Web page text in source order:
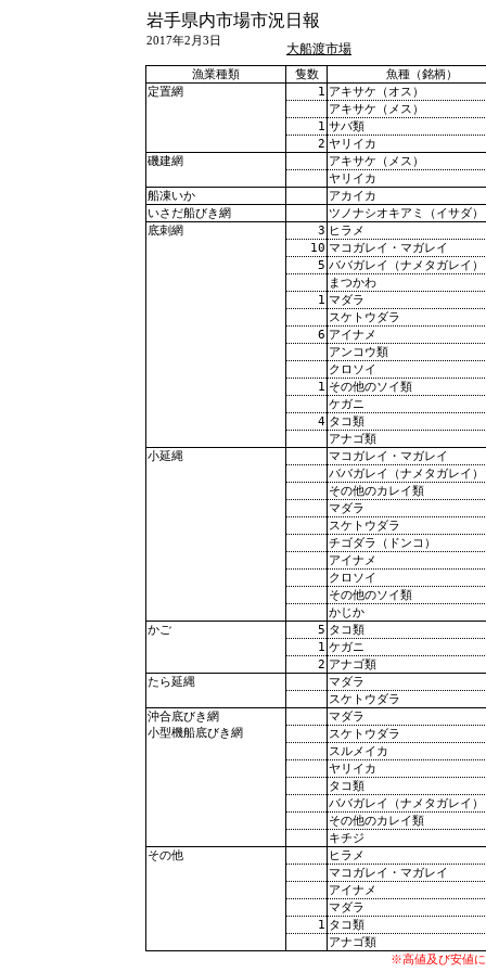
岩手県内市場市況日報
2017年2月3日
大船渡市場
漁業種類 隻数
魚種（銘柄）
定置網
1 アキサケ（オス）
アキサケ（メス）
1 サバ類
2 ヤリイカ
磯建網
アキサケ（メス）
ヤリイカ
船凍いか アカイカ
いさだ船びき網 ツノナシオキアミ（イサダ）
底刺網 3 ヒラメ
10 マコガレイ・マガレイ
5 ババガレイ（ナメタガレイ）
まつかわ
1 マダラ
スケトウダラ
6 アイナメ
アンコウ類
クロソイ
1 その他のソイ類
ケガニ
4 タコ類
アナゴ類
小延縄
マコガレイ・マガレイ
ババガレイ（ナメタガレイ）
その他のカレイ類
マダラ
スケトウダラ
チゴダラ（ドンコ）
アイナメ
クロソイ
その他のソイ類
かじか
かご 5 タコ類
1 ケガニ
2 アナゴ類
たら延縄
マダラ
スケトウダラ
沖合底びき網 マダラ
小型機船底びき網
スケトウダラ
スルメイカ
ヤリイカ
タコ類
ババガレイ（ナメタガレイ）
その他のカレイ類
キチジ
その他
ヒラメ
マコガレイ・マガレイ
アイナメ
マダラ
1 タコ類
アナゴ類
※高値及び安値